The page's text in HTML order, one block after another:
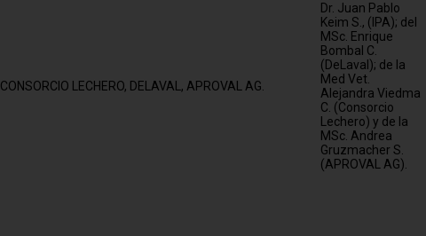
CONSORCIO LECHERO, DELAVAL, APROVAL AG.
Dr. Juan Pablo
Keim S., (IPA); del
MSc. Enrique
Bombal C.
(DeLaval); de la
Med Vet.
Alejandra Viedma
C. (Consorcio
Lechero) y de la
MSc. Andrea
Gruzmacher S.
(APROVAL AG).